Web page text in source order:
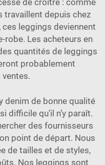
de croître : comme
travaillent depuis chez
leggings deviennent
robe. Les acheteurs en
quantités de leggings
probablement
ventes.
denim de bonne qualité
difficile qu’il n’y paraît.
des fournisseurs
point de départ. Nous
de tailles et de styles,
Nos leggings sont